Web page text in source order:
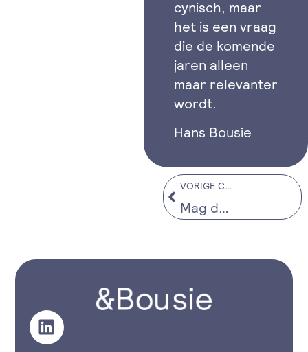
cynisch, maar
het is een vraag
die de komende
jaren alleen
maar relevanter
wordt.
Hans Bousie
VORIGE COLUMN
Mag dat?
Volgende